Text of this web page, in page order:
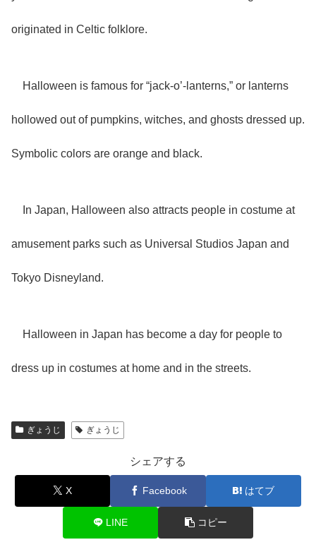
originated in Celtic folklore.
Halloween is famous for “jack-o’-lanterns,” or lanterns
hollowed out of pumpkins, witches, and ghosts dressed up.
Symbolic colors are orange and black.
In Japan, Halloween also attracts people in costume at
amusement parks such as Universal Studios Japan and
Tokyo Disneyland.
Halloween in Japan has become a day for people to
dress up in costumes at home and in the streets.
ぎょうじ ぎょうじ
シェアする
X Facebook はてブ
LINE コピー